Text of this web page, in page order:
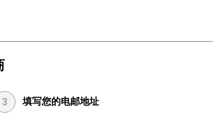
3 填写您的电邮地址